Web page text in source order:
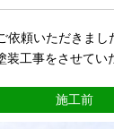
依頼いただきま
工事をさせてい
施工前